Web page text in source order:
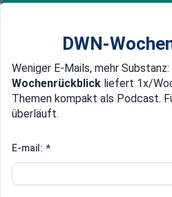
Newsticker MEIN DWN:
Edelmetalle DWN-
Wichtige Kapital-Spritze
Deutsche Bank
chinesischer
DWN-
Weniger E-Mails, mehr Substanz:
Wochenrückblick liefert 1x/
Themen kompakt als Podcast.
überläuft.
E-mail: *